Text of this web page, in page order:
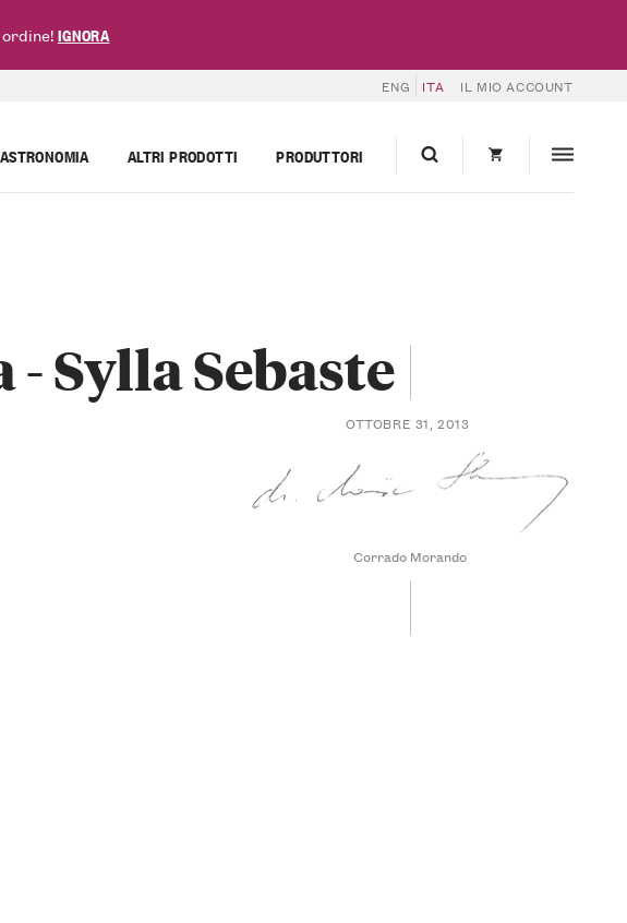
ENG ITA IL MIO ACCOUNT
ALTRI PRODOTTI PRODUTTORI
Sylla Sebaste
OTTOBRE 31, 2013
Corrado Morando
IGNORA